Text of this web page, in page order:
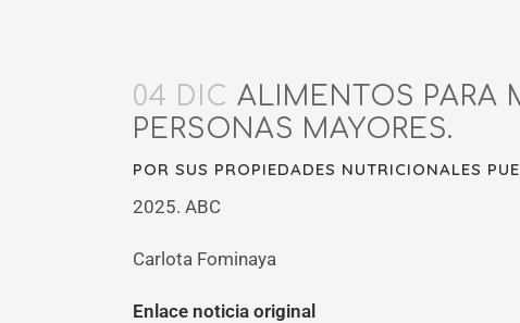
04 DIC ALIMENTOS PARA
PERSONAS MAYORES.
POR SUS PROPIEDADES NUTRICIONALES
2025. ABC
Carlota Fominaya
Enlace noticia original